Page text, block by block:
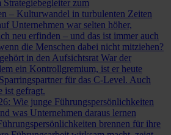
zum
– Kulturwandel in turbulenten Zeiten
Unternehmen war selten höher,
neu erfinden – und das ist immer auch
die Menschen dabei nicht mitziehen?
in den Aufsichtsrat War der
ein Kontrollgremium, ist er heute
für das C-Level. Auch
ist gefragt.
Wie junge Führungspersönlichkeiten
was Unternehmen daraus lernen
brennen für ihre